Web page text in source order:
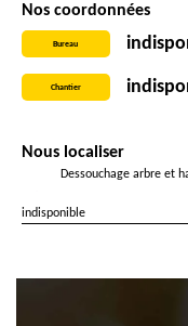
Nos coordonnées
Bureau
Chantier
Nous localiser
Dessouchage arbre et
indisponible